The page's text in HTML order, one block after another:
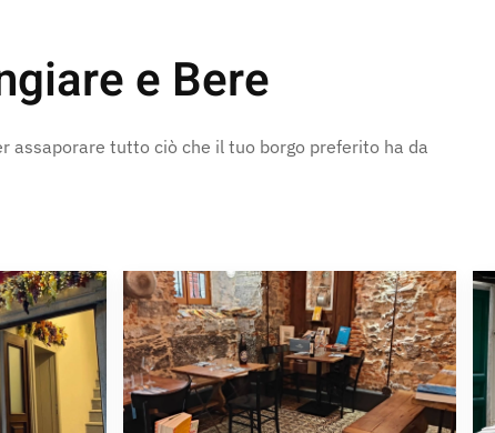
e Bere
assaporare tutto ciò che il tuo borgo preferito ha da